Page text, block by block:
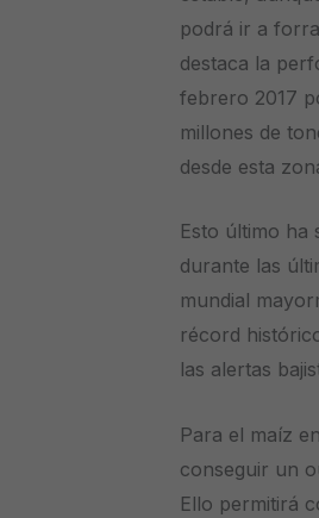
podrá ir a
destaca la
febrero 2017
millones de
desde esta
Esto último ha
durante las
mundial
récord
las alertas
Para el maíz
conseguir un
Ello permitirá